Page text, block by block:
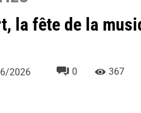
la fête de la
2026 0 367